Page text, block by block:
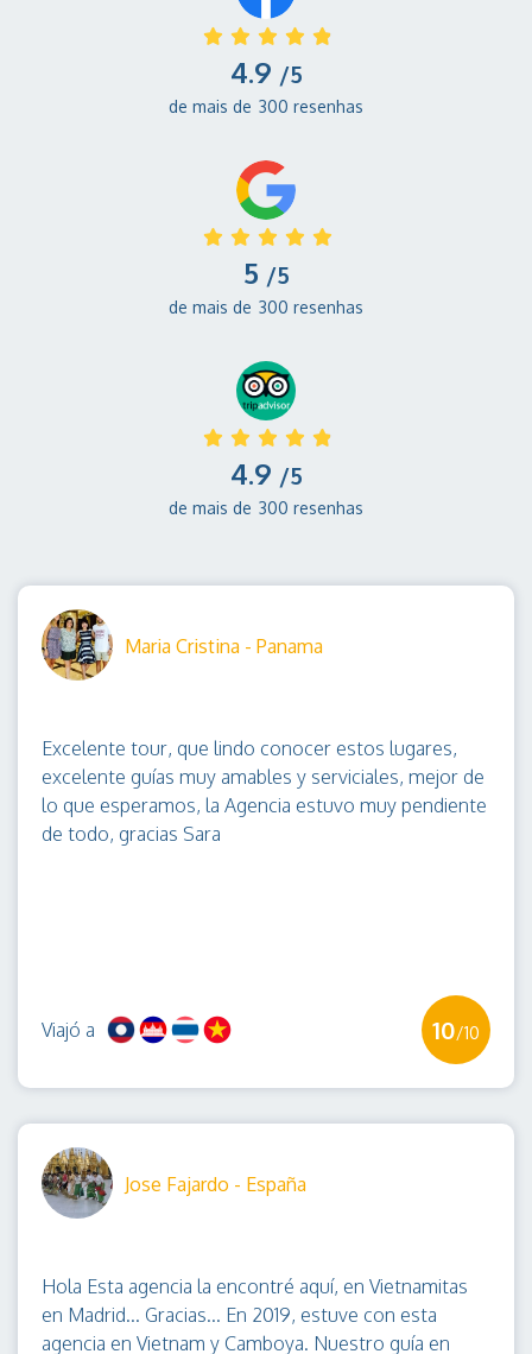
4.9 /5
de mais de 300 resenhas
5 /5
de mais de 300 resenhas
4.9 /5
de mais de 300 resenhas
Maria Cristina - Panama
Excelente tour, que lindo conocer estos lugares,
excelente guías muy amables y serviciales, mejor de
lo que esperamos, la Agencia estuvo muy pendiente
de todo, gracias Sara
Viajó a 10/10
Jose Fajardo - España
Hola Esta agencia la encontré aquí, en Vietnamitas
en Madrid... Gracias... En 2019, estuve con esta
agencia en Vietnam y Camboya. Nuestro guía en